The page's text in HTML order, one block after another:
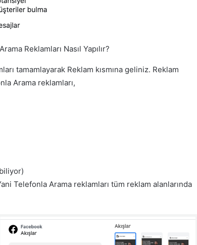
Reklamları Nasıl Yapılır?
tamamlayarak Reklam kısmına geliniz. Reklam
Arama reklamları,
Telefonla Arama reklamları tüm reklam alanlarında